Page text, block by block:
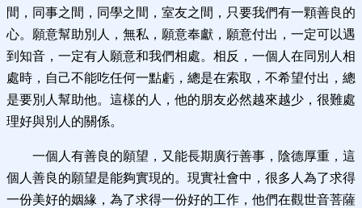
間，同事之間，同學之間，室友之間，只要我們有一顆善良的
心。願意幫助別人，無私，願意奉獻，願意付出，一定可以遇
到知音，一定有人願意和我們相處。相反，一個人在同別人相
處時，自己不能吃任何一點虧，總是在索取，不希望付出，總
是要別人幫助他。這樣的人，他的朋友必然越來越少，很難處
理好與別人的關係。
一個人有善良的願望，又能長期廣行善事，陰德厚重，這
個人善良的願望是能夠實現的。現實社會中，很多人為了求得
一份美好的姻緣，為了求得一份好的工作，他們在觀世音菩薩